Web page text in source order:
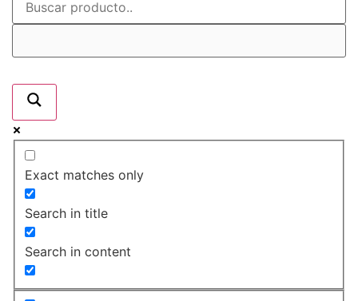
Exact matches only
Search in title
Search in content